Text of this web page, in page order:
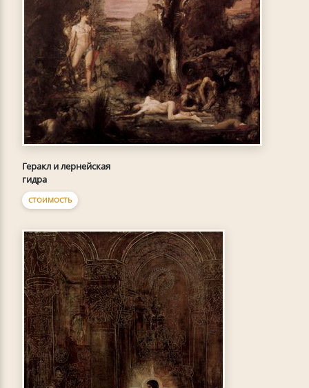
Геракл и лернейская
гидра
СТОИМОСТЬ